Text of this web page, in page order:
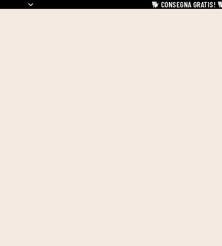
🐕 CONSEGNA GRATIS!